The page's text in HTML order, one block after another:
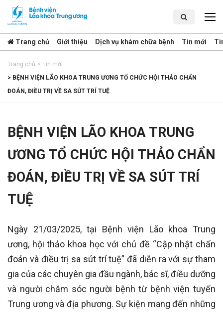
Trang chủ Giới thiệu Dịch vụ khám chữa bệnh Tin mới
Trang chủ > Tin mới
> BỆNH VIỆN LÃO KHOA TRUNG ƯƠNG TỔ CHỨC HỘI THẢO CHẨN
ĐOÁN, ĐIỀU TRỊ VỀ SA SÚT TRÍ TUỆ
BỆNH VIỆN LÃO KHOA TRUNG
ƯƠNG TỔ CHỨC HỘI THẢO CHẨN
ĐOÁN, ĐIỀU TRỊ VỀ SA SÚT TRÍ
TUỆ
Ngày 21/03/2025, tại Bệnh viện Lão khoa Trung
ương, hội thảo khoa học với chủ đề “Cập nhật chẩn
đoán và điều trị sa sút trí tuệ” đã diễn ra với sự tham
gia của các chuyên gia đầu ngành, bác sĩ, điều dưỡng
và người chăm sóc người bệnh từ bệnh viện tuyến
Trung ương và địa phương. Sự kiện mang đến những